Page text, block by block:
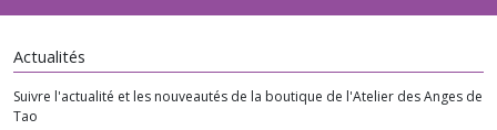
Actualités
Suivre l'actualité et les nouveautés de la boutique de l'Atelier des Anges de
Tao